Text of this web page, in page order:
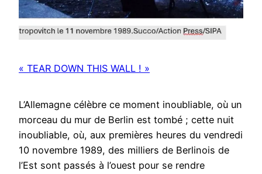
« TEAR DOWN THIS WALL ! »
L’Allemagne célèbre ce moment inoubliable, où un
morceau du mur de Berlin est tombé ; cette nuit
inoubliable, où, aux premières heures du vendredi
10 novembre 1989, des milliers de Berlinois de
l’Est sont passés à l’ouest pour se rendre